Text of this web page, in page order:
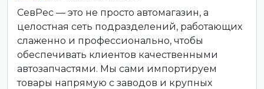
СевРес — это не просто автомагазин, а
целостная сеть подразделений, работающих
слаженно и профессионально, чтобы
обеспечивать клиентов качественными
автозапчастями. Мы сами импортируем
товары напрямую с заводов и крупных